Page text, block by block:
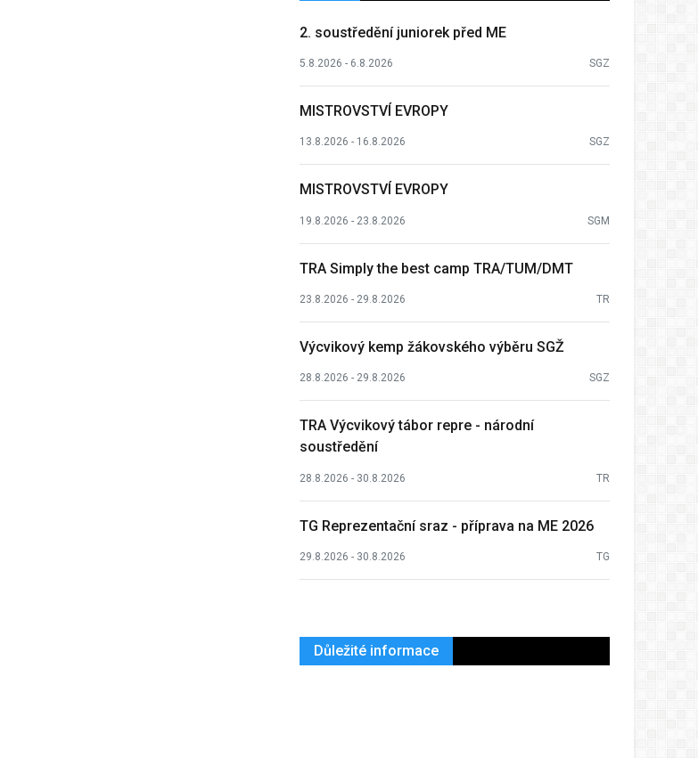
2. soustředění juniorek před ME
5.8.2026 - 6.8.2026 SGZ
MISTROVSTVÍ EVROPY
13.8.2026 - 16.8.2026 SGZ
MISTROVSTVÍ EVROPY
19.8.2026 - 23.8.2026 SGM
TRA Simply the best camp TRA/TUM/DMT
23.8.2026 - 29.8.2026 TR
Výcvikový kemp žákovského výběru SGŽ
28.8.2026 - 29.8.2026 SGZ
TRA Výcvikový tábor repre - národní
soustředění
28.8.2026 - 30.8.2026 TR
TG Reprezentační sraz - příprava na ME 2026
29.8.2026 - 30.8.2026 TG
Důležité informace